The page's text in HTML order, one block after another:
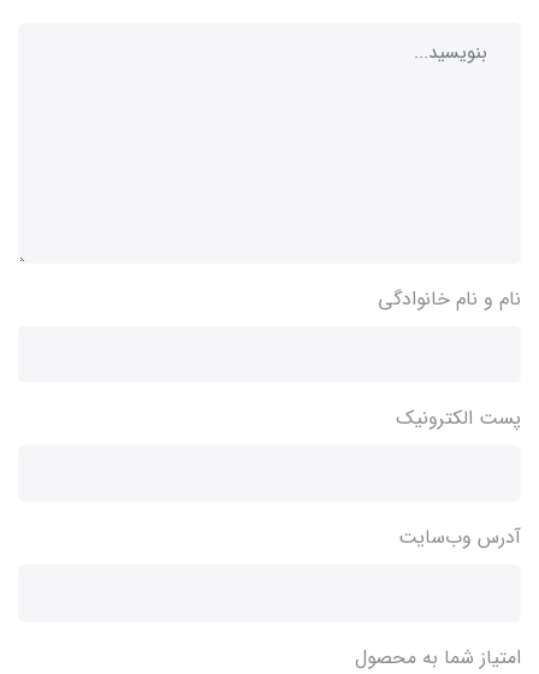
نام و نام خانوادگی
پست الکترونیک
آدرس وب‌سایت
امتیاز شما به محصول